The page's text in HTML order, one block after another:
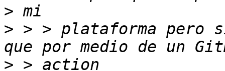
>
> > > plataforma pero
>